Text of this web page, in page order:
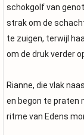
schokgolf van
strak om de
te zuigen, terwijl
om de druk verder
Rianne, die vlak
en begon te praten
ritme van Edens